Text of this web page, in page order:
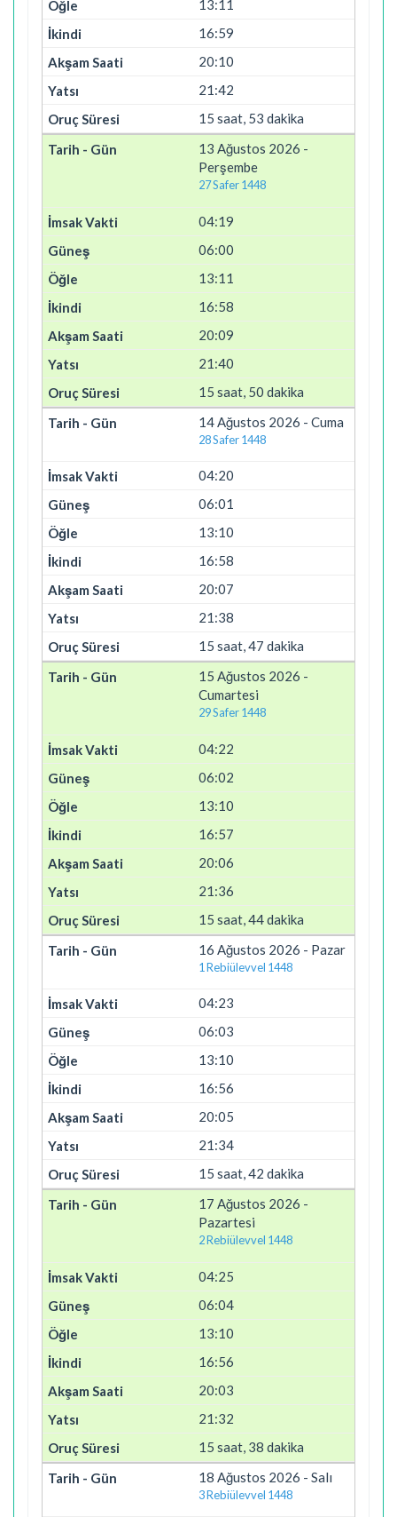
13:11
16:59
20:10
21:42
15 saat, 53 dakika
13 Ağustos 2026 -
Perşembe
27 Safer 1448
04:19
06:00
13:11
16:58
20:09
21:40
15 saat, 50 dakika
14 Ağustos 2026 - Cuma
28 Safer 1448
04:20
06:01
13:10
16:58
20:07
21:38
15 saat, 47 dakika
15 Ağustos 2026 -
Cumartesi
29 Safer 1448
04:22
06:02
13:10
16:57
20:06
21:36
15 saat, 44 dakika
16 Ağustos 2026 - Pazar
1 Rebiülevvel 1448
04:23
06:03
13:10
16:56
20:05
21:34
15 saat, 42 dakika
17 Ağustos 2026 -
Pazartesi
2 Rebiülevvel 1448
04:25
06:04
13:10
16:56
20:03
21:32
15 saat, 38 dakika
18 Ağustos 2026 - Salı
3 Rebiülevvel 1448